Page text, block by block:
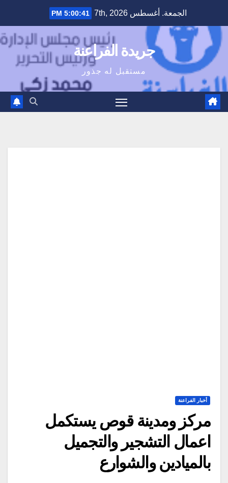
content
الجمعة. أغسطس 7th, 2026 5:00:42 PM
جريدة الفراعنة
مستقبل له جذور
أخبار الفراعنة
مركز ومدينة قوص يستكمل
اعمال التشجير والتجميل
بالميادين والشوارع